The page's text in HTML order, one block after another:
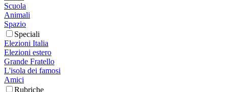
Scuola
Animali
Spazio
Speciali
Elezioni Italia
Elezioni estero
Grande Fratello
L'isola dei famosi
Amici
Rubriche